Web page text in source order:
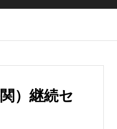
）継続セ